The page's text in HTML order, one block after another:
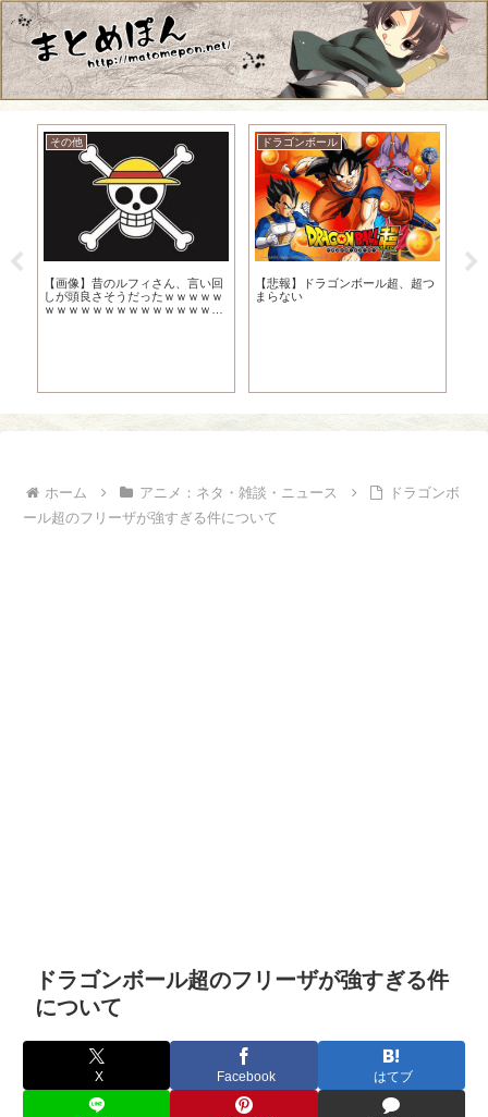
その他
【画像】昔のルフィさん、言い回
しが頭良さそうだったｗｗｗｗｗ
ｗｗｗｗｗｗｗｗｗｗｗｗｗｗｗ
ドラゴンボール
【悲報】ドラゴンボール超、超つ
まらない
ホーム アニメ：ネタ・雑談・ニュース
ドラゴンボ
ール超のフリーザが強すぎる件について
ドラゴンボール超のフリーザが強すぎる件
について
X Facebook はてブ